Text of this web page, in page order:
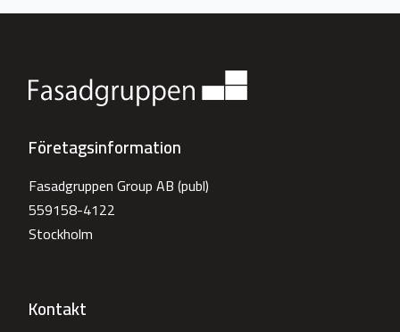
Företagsinformation
Fasadgruppen Group AB (publ)
559158-4122
Stockholm
Kontakt